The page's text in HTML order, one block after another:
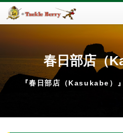
春日部店（
『春日部店（Kasukabe）